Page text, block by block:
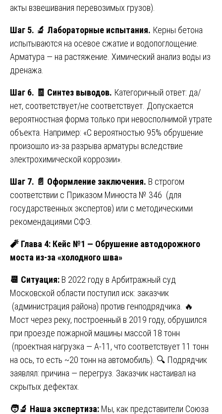
акты взвешивания перевозимых грузов).
Шаг 5. 🔬 Лабораторные испытания. Керны бетона
испытываются на осевое сжатие и водопоглощение.
Арматура — на растяжение. Химический анализ воды из
дренажа.
Шаг 6. 🧾 Синтез выводов. Категоричный ответ: да/
нет, соответствует/не соответствует. Допускается
вероятностная форма только при невосполнимой утрате
объекта. Например: «С вероятностью 95% обрушение
произошло из-за разрыва арматуры вследствие
электрохимической коррозии».
Шаг 7. 📄 Оформление заключения. В строгом
соответствии с Приказом Минюста № 346 (для
государственных экспертов) или с методическими
рекомендациями СФЭ.
🧨 Глава 4: Кейс №1 — Обрушение автодорожного
моста из-за «холодного шва»
📆 Ситуация: В 2022 году в Арбитражный суд
Московской области поступил иск: заказчик
(администрация района) против генподрядчика. 🔥
Мост через реку, построенный в 2019 году, обрушился
при проезде пожарной машины массой 18 тонн
(проектная нагрузка — А-11, что соответствует 11 тонн
на ось, то есть ~20 тонн на автомобиль). 🔍 Подрядчик
заявлял: причина — перегруз. Заказчик настаивал на
скрытых дефектах.
🧑 Наша экспертиза: Мы, как представители Союза